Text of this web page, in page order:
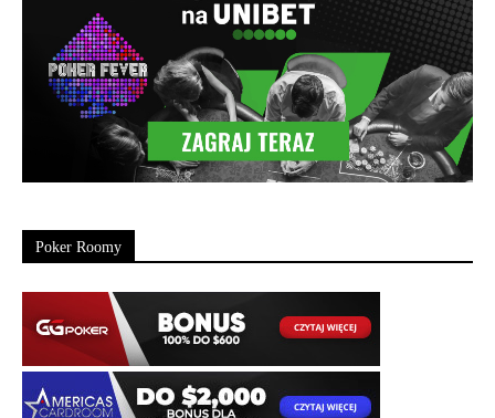
Poker Roomy